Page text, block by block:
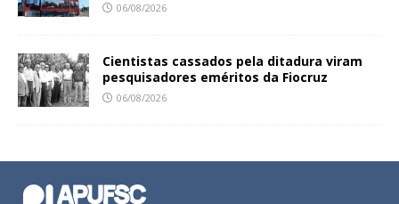
06/08/2026
Cientistas cassados pela ditadura viram
pesquisadores eméritos da Fiocruz
06/08/2026